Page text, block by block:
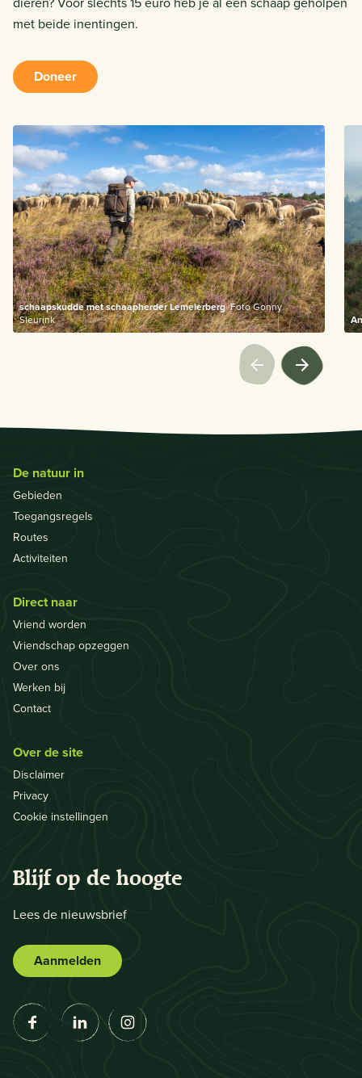
met beide inentingen.
Doneer
schaapskudde met schaapherder LemelerbergFoto Gonny
Sleurink
De natuur in
Gebieden
Toegangsregels
Routes
Activiteiten
Direct naar
Vriend worden
Vriendschap opzeggen
Over ons
Werken bij
Contact
Over de site
Disclaimer
Privacy
Cookie instellingen
Blijf op de hoogte
Lees de nieuwsbrief
Aanmelden